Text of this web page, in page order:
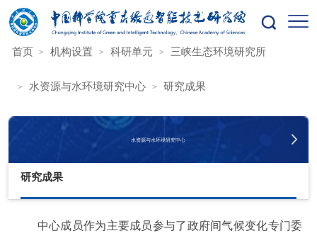
您的位置：
首页 机构设置 科研单元 三峡生态环境研究所
水资源与水环境研究中心 研究成果
水资源与水环境研究中心
研究成果
中心成员作为主要成员参与了政府间气候变化专门委